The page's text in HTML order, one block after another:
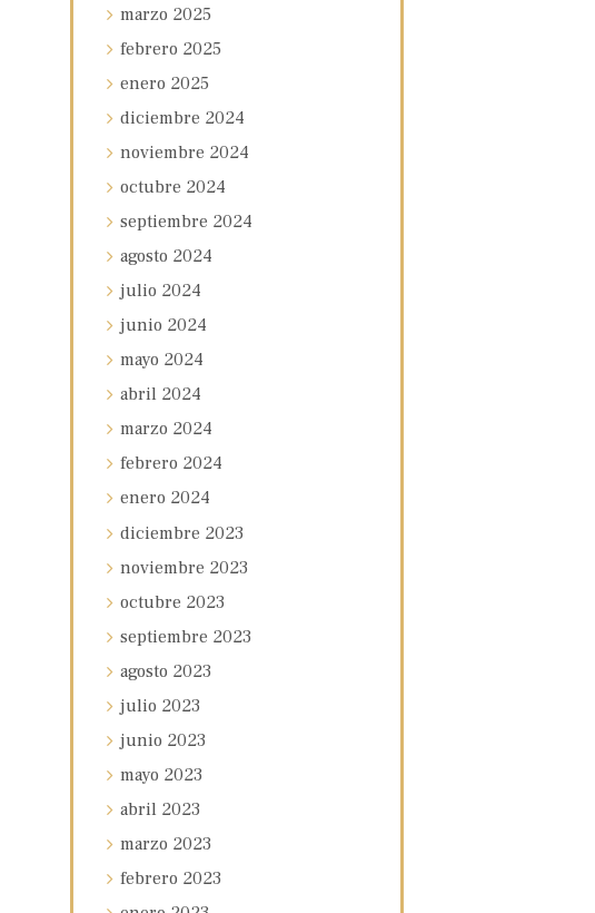
marzo 2025
febrero 2025
enero 2025
diciembre 2024
noviembre 2024
octubre 2024
septiembre 2024
agosto 2024
julio 2024
junio 2024
mayo 2024
abril 2024
marzo 2024
febrero 2024
enero 2024
diciembre 2023
noviembre 2023
octubre 2023
septiembre 2023
agosto 2023
julio 2023
junio 2023
mayo 2023
abril 2023
marzo 2023
febrero 2023